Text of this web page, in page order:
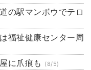
の駅マンボウでテロ
福祉健康センター周
に爪痕も (8/5)